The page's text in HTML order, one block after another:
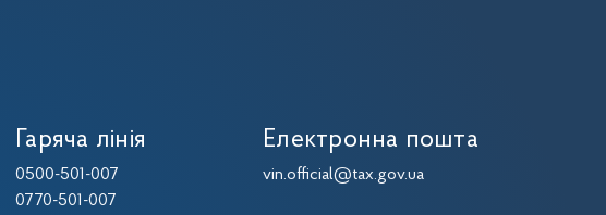
Гаряча лінія
0500-501-007
0770-501-007
Електронна пошта
vin.official@tax.gov.ua